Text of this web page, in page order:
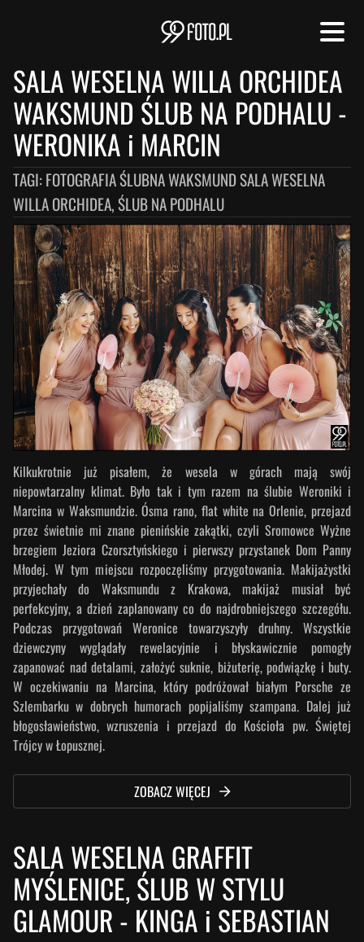
SALA WESELNA WILLA ORCHIDEA
WAKSMUND ŚLUB NA PODHALU -
WERONIKA i MARCIN
TAGI:FOTOGRAFIA ŚLUBNA WAKSMUND SALA WESELNA
WILLA ORCHIDEA, ŚLUB NA PODHALU
Kilkukrotnie już pisałem, że wesela w górach mają swój
niepowtarzalny klimat. Było tak i tym razem na ślubie Weroniki i
Marcina w Waksmundzie. Ósma rano, flat white na Orlenie, przejazd
przez świetnie mi znane pienińskie zakątki, czyli Sromowce Wyżne
brzegiem Jeziora Czorsztyńskiego i pierwszy przystanek Dom Panny
Młodej. W tym miejscu rozpoczęliśmy przygotowania. Makijażystki
przyjechały do Waksmundu z Krakowa, makijaż musiał być
perfekcyjny, a dzień zaplanowany co do najdrobniejszego szczegółu.
Podczas przygotowań Weronice towarzyszyły druhny. Wszystkie
dziewczyny wyglądały rewelacyjnie i błyskawicznie pomogły
zapanować nad detalami, założyć suknie, biżuterię, podwiązkę i buty.
W oczekiwaniu na Marcina, który podróżował białym Porsche ze
Szlembarku w dobrych humorach popijaliśmy szampana. Dalej już
błogosławieństwo, wzruszenia i przejazd do Kościoła pw. Świętej
Trójcy w Łopusznej.
ZOBACZ WIĘCEJ
SALA WESELNA GRAFFIT
MYŚLENICE, ŚLUB W STYLU
GLAMOUR - KINGA i SEBASTIAN